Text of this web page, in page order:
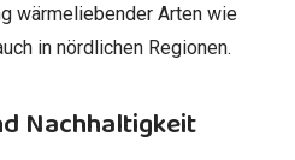
wärmeliebender Arten wie
in nördlichen Regionen.
Nachhaltigkeit